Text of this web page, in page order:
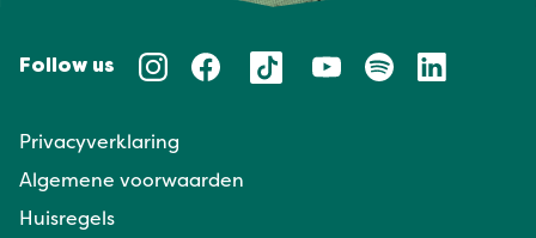
Follow us
Privacyverklaring
Algemene voorwaarden
Huisregels